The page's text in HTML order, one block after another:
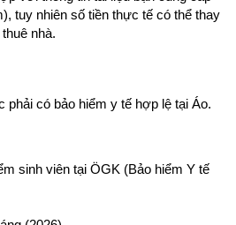
tuy nhiên số tiền thực tế có thể thay
nhà.
phải có bảo hiểm y tế hợp lệ tại Áo.
sinh viên tại ÖGK (Bảo hiểm Y tế